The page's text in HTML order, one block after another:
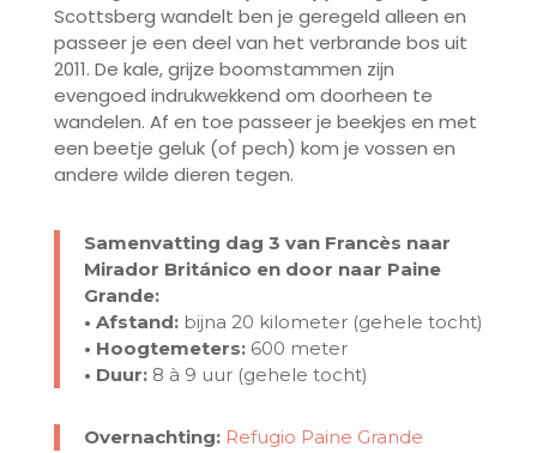
Scottsberg wandelt ben je geregeld alleen en
passeer je een deel van het verbrande bos uit
2011. De kale, grijze boomstammen zijn
evengoed indrukwekkend om doorheen te
wandelen. Af en toe passeer je beekjes en met
een beetje geluk (of pech) kom je vossen en
andere wilde dieren tegen.
Samenvatting dag 3 van Francès naar
Mirador Británico en door naar Paine
Grande:
• Afstand:bijna 20 kilometer (gehele tocht)
• Hoogtemeters:600 meter
• Duur:8 à 9 uur (gehele tocht)
Overnachting: Refugio Paine Grande